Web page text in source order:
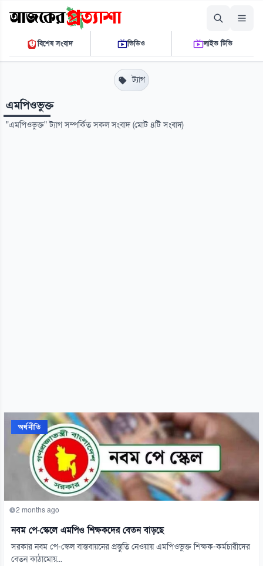
বৃহস্পতিবার, ০৬ আগস্ট ২০২৬
০৪ ১৩ ৪৯ পি.এম.THE DAILY AJKER PROTTASHA
বিশেষ সংবাদ ভিডিও লাইভ টিভি
ট্যাগ
এমপিওভুক্ত
"এমপিওভুক্ত" ট্যাগ সম্পর্কিত সকল সংবাদ (মোট ৪টি সংবাদ)
অর্থনীতি
2 months ago
নবম পে-স্কেলে এমপিও শিক্ষকদের বেতন বাড়ছে
সরকার নবম পে-স্কেল বাস্তবায়নের প্রস্তুতি নেওয়ায় এমপিওভুক্ত শিক্ষক-কর্মচারীদের
বেতন কাঠামোয়...